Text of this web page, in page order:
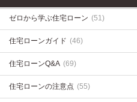
ゼロから学ぶ住宅ローン (51)
住宅ローンガイド (46)
住宅ローンQ&A (69)
住宅ローンの注意点 (55)